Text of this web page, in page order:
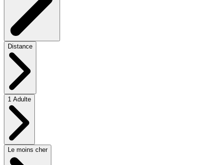
Distance
1 Adulte
Le moins cher